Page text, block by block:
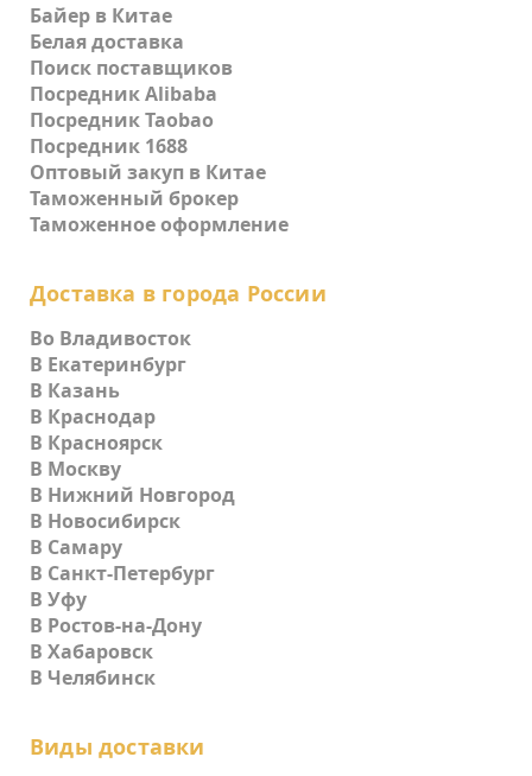
Байер в Китае
Белая доставка
Поиск поставщиков
Посредник Alibaba
Посредник Taobao
Посредник 1688
Оптовый закуп в Китае
Таможенный брокер
Таможенное оформление
Доставка в города России
Во Владивосток
В Екатеринбург
В Казань
В Краснодар
В Красноярск
В Москву
В Нижний Новгород
В Новосибирск
В Самару
В Санкт-Петербург
В Уфу
В Ростов-на-Дону
В Хабаровск
В Челябинск
Виды доставки